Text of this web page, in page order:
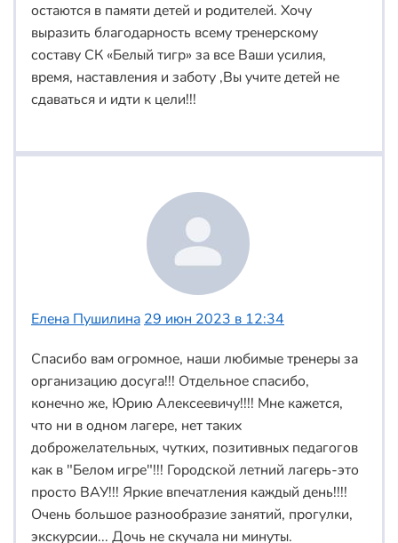
остаются в памяти детей и родителей. Хочу
выразить благодарность всему тренерскому
составу СК «Белый тигр» за все Ваши усилия,
время, наставления и заботу ,Вы учите детей не
сдаваться и идти к цели!!!
Елена Пушилина 29 июн 2023 в 12:34
Спасибо вам огромное, наши любимые тренеры за
организацию досуга!!! Отдельное спасибо,
конечно же, Юрию Алексеевичу!!!! Мне кажется,
что ни в одном лагере, нет таких
доброжелательных, чутких, позитивных педагогов
как в "Белом игре"!!! Городской летний лагерь-это
просто ВАУ!!! Яркие впечатления каждый день!!!!
Очень большое разнообразие занятий, прогулки,
экскурсии... Дочь не скучала ни минуты.